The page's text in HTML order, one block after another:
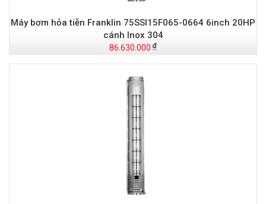
Máy bơm hỏa tiễn Franklin 75SSI15F065-0664 6inch 20HP
cánh Inox 304
86.630.000